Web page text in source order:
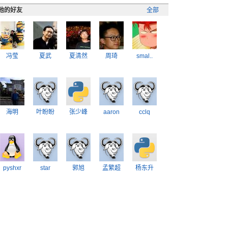
全部
的好友
冯莹 夏武 夏清然 周琦 smal..
海明 叶盼盼 张少峰 aaron cclq
pyshxr star 郭旭 孟繁超 杨东升